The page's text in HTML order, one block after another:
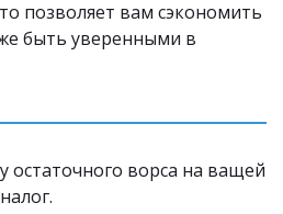
позволяет вам сэкономить
быть уверенными в
ворса на ващей